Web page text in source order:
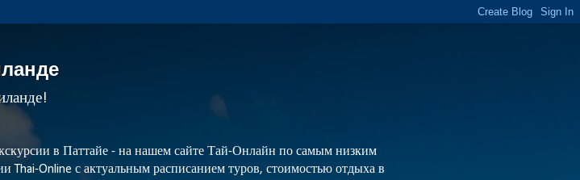
в Паттайе - на нашем сайте Тай-Онлайн по самым низким
Online с актуальным расписанием туров, стоимостью отдыха в